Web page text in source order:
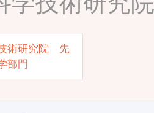
術研究院 先
部門